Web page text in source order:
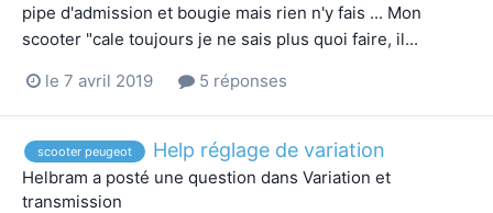
pipe d'admission et bougie mais rien n'y fais ... Mon
scooter "cale toujours je ne sais plus quoi faire, il...
le 7 avril 2019 5 réponses
scooter peugeot Help réglage de variation
Helbram a posté une question dans Variation et
transmission